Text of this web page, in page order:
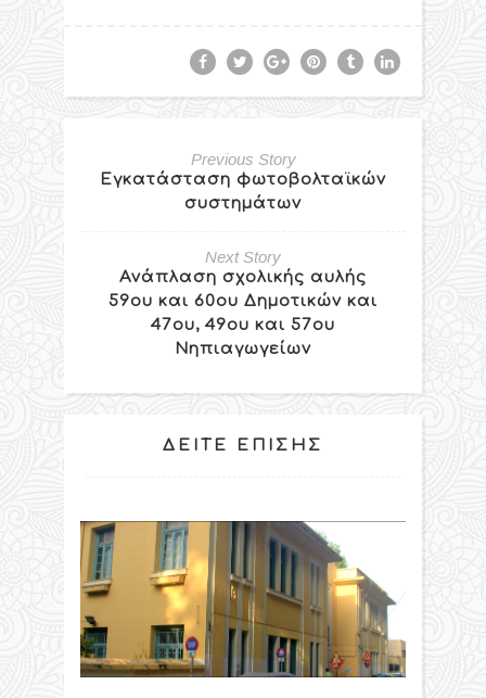
Previous Story
Εγκατάσταση φωτοβολταϊκών
συστημάτων
Next Story
Ανάπλαση σχολικής αυλής
59ου και 60ου Δημοτικών και
47ου, 49ου και 57ου
Νηπιαγωγείων
ΔΕΊΤΕ ΕΠΊΣΗΣ